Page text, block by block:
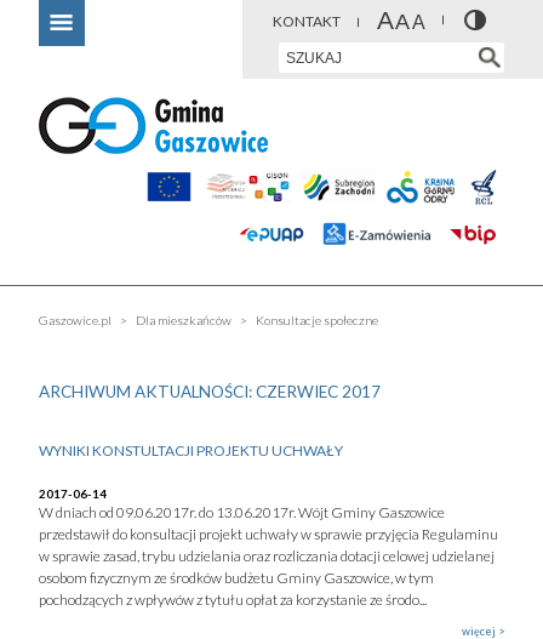
KONTAKT
Gaszowice.pl Dla mieszkańców Konsultacje społeczne
ARCHIWUM AKTUALNOŚCI: CZERWIEC 2017
WYNIKI KONSTULTACJI PROJEKTU UCHWAŁY
2017-06-14
W dniach od 09.06.2017r. do 13.06.2017r. Wójt Gminy Gaszowice
przedstawił do konsultacji projekt uchwały w sprawie przyjęcia Regulaminu
w sprawie zasad, trybu udzielania oraz rozliczania dotacji celowej udzielanej
osobom fizycznym ze środków budżetu Gminy Gaszowice, w tym
pochodzących z wpływów z tytułu opłat za korzystanie ze środo...
więcej >